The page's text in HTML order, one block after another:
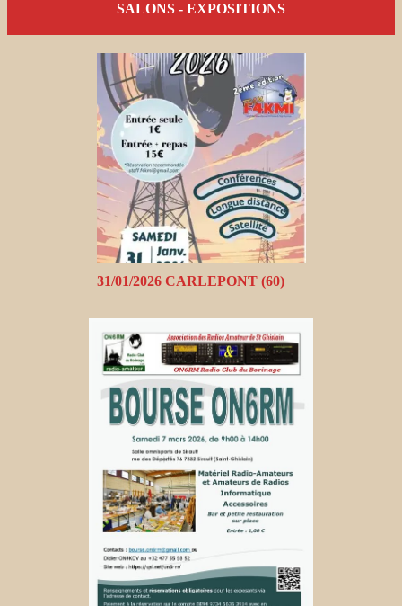
SALONS - EXPOSITIONS
31/01/2026 CARLEPONT (60)